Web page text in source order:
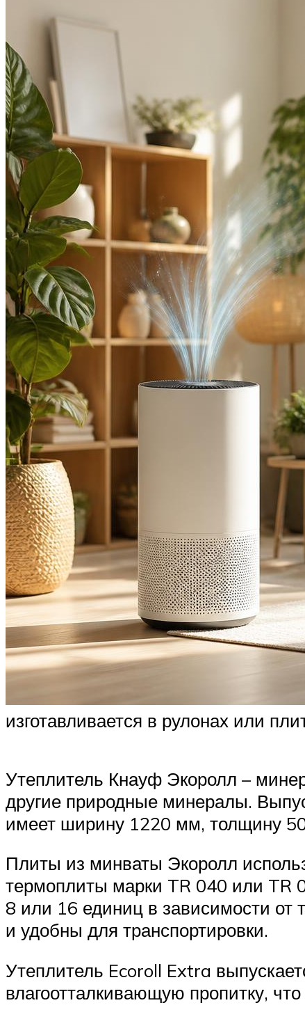
изготавливается в рулонах или
Утеплитель Кнауф Экоролл –
другие природные минералы.
имеет ширину 1220 мм, толщину
Плиты из минваты Экоролл
термоплиты марки TR 040 или TR
8 или 16 единиц в зависимости
и удобны для транспортировки.
Утеплитель Ecoroll Extra
влагоотталкивающую пропитку,